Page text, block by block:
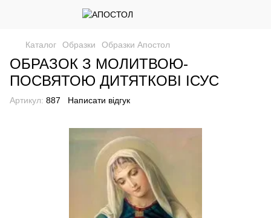
Каталог Образки Образки Апостол
ОБРАЗОК З МОЛИТВОЮ-
ПОСВЯТОЮ ДИТЯТКОВІ ІСУС
Артикул: 887 Написати відгук